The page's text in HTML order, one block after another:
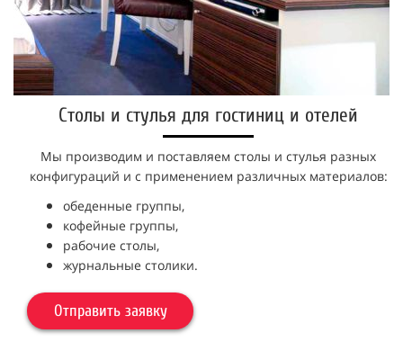
Столы и стулья для гостиниц и отелей
Мы производим и поставляем столы и стулья разных
конфигураций и с применением различных материалов:
обеденные группы,
кофейные группы,
рабочие столы,
журнальные столики.
Отправить заявку